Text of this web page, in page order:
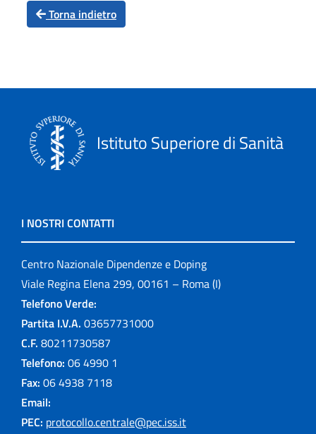
Torna indietro
Istituto Superiore di Sanità
I NOSTRI CONTATTI
Centro Nazionale Dipendenze e Doping
Viale Regina Elena 299, 00161 – Roma (I)
Telefono Verde:
Partita I.V.A. 03657731000
C.F. 80211730587
Telefono: 06 4990 1
Fax: 06 4938 7118
Email:
PEC: protocollo.centrale@pec.iss.it